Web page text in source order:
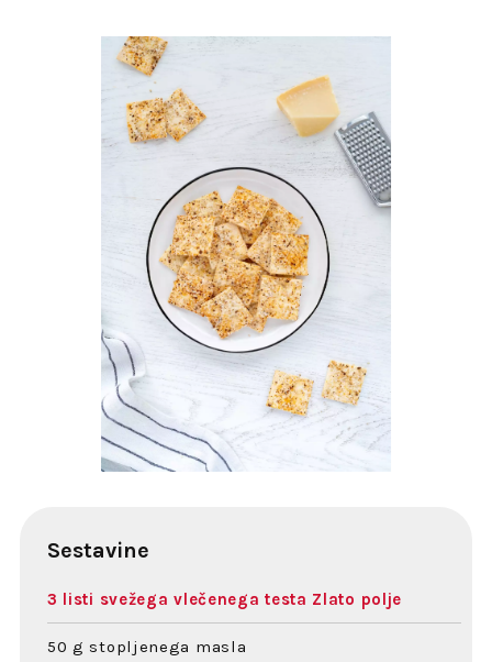
Sestavine
3 listi svežega vlečenega testa Zlato polje
50 g stopljenega masla